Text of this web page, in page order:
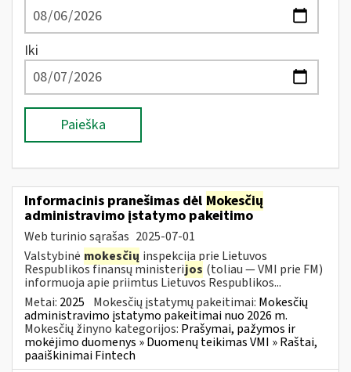
Iki
Paieška
Informacinis pranešimas dėl Mokesčių
administravimo įstatymo pakeitimo
Web turinio sąrašas 2025-07-01
Valstybinė mokesčių inspekcija prie Lietuvos
Respublikos finansų ministerijos (toliau — VMI prie FM)
informuoja apie priimtus Lietuvos Respublikos...
Metai: 2025 Mokesčių įstatymų pakeitimai: Mokesčių
administravimo įstatymo pakeitimai nuo 2026 m.
Mokesčių žinyno kategorijos: Prašymai, pažymos ir
mokėjimo duomenys » Duomenų teikimas VMI » Raštai,
paaiškinimai Fintech